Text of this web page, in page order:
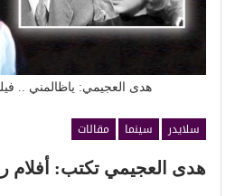
هدى العجيمي: ياظالمني ..
سلايدر سينما
مقالات
هدى العجيمي تكتب: أفلام